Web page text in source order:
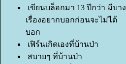
เขียนบล็อกมา 13 ปีกว่า มีบาง
เรื่องอยากบอกก่อนจะไม่ได้
บอก
เฟิร์นเกิดเองที่บ้านป่า
สบายๆ ที่บ้านป่า